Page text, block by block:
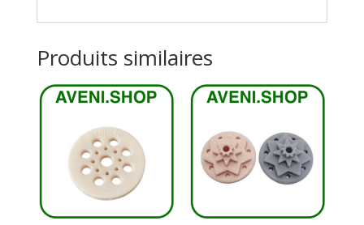
Produits similaires